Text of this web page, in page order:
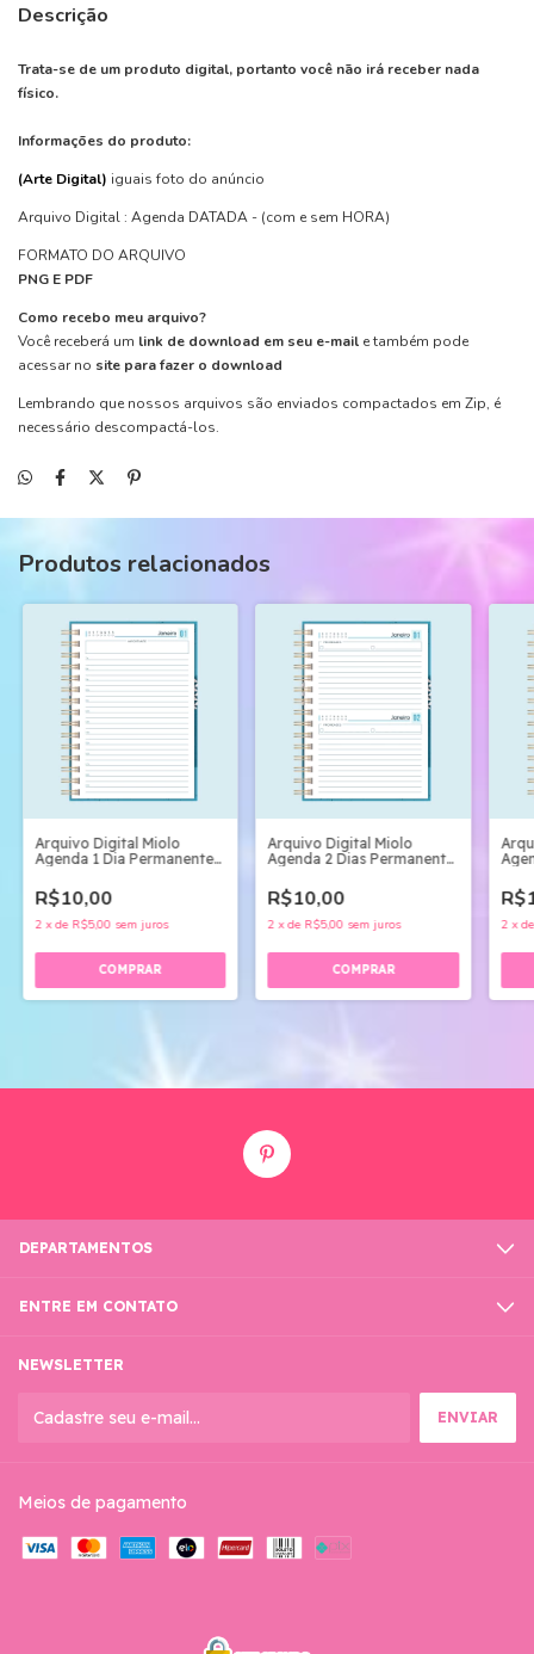
Descrição
Trata-se de um produto digital, portanto você não irá receber nada
físico.
Informações do produto:
(Arte Digital) iguais foto do anúncio
Arquivo Digital : Agenda DATADA - (com e sem HORA)
FORMATO DO ARQUIVO
PNG E PDF
Como recebo meu arquivo?
Você receberá um link de download em seu e-mail e também pode
acessar no site para fazer o download
Lembrando que nossos arquivos são enviados compactados em Zip, é
necessário descompactá-los.
Produtos relacionados
Arquivo Digital Miolo
Agenda 1 Dia Permanente
R$10,00
2 xde R$5,00 sem juros
Arquivo Digital Miolo
Agenda 2 Dias Permanente
R$10,00
2 xde R$5,00 sem juros 2 x
DEPARTAMENTOS
ENTRE EM CONTATO
NEWSLETTER
Meios de pagamento